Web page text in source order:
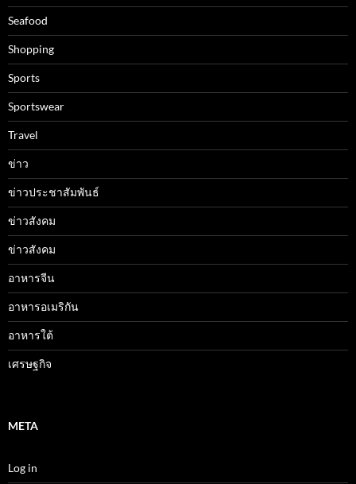
Seafood
Shopping
Sports
Sportswear
Travel
ข่าว
ข่าวประชาสัมพันธ์
ข่าวสังคม
ข่าวสังคม
อาหารจีน
อาหารอเมริกัน
อาหารใต้
เศรษฐกิจ
META
Log in